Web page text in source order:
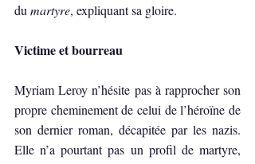
du martyre, expliquant sa gloire.
Victime et bourreau
Myriam Leroy n’hésite pas à rapprocher son
propre cheminement de celui de l’héroïne de
son dernier roman, décapitée par les nazis.
Elle n’a pourtant pas un profil de martyre,